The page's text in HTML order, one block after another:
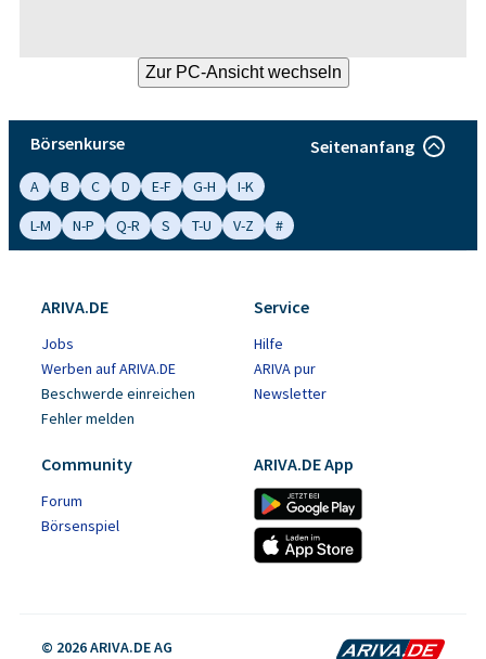
Börsenkurse Seitenanfang
A B C D E-F G-H
I-K
L-M
N-P Q-R S T-U V-Z #
ARIVA.DE
Jobs
Werben auf ARIVA.DE
Beschwerde einreichen
Fehler melden
Service
Hilfe
ARIVA pur
Newsletter
Community
Forum
Börsenspiel
ARIVA.DE App
© 2026 ARIVA.DE AG